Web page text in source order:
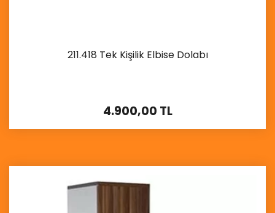
211.418 Tek Kişilik Elbise Dolabı
4.900,00 TL
İncele